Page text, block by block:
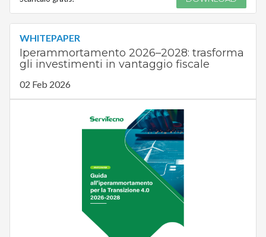
WHITEPAPER
Iperammortamento 2026–2028: trasforma
gli investimenti in vantaggio fiscale
02 Feb 2026